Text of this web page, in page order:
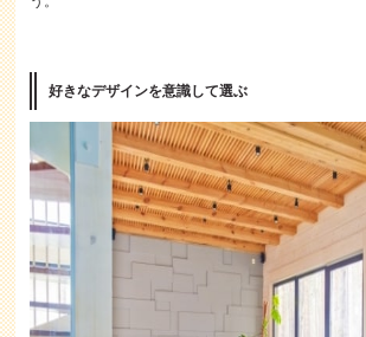
好きなデザインを意識して選ぶ